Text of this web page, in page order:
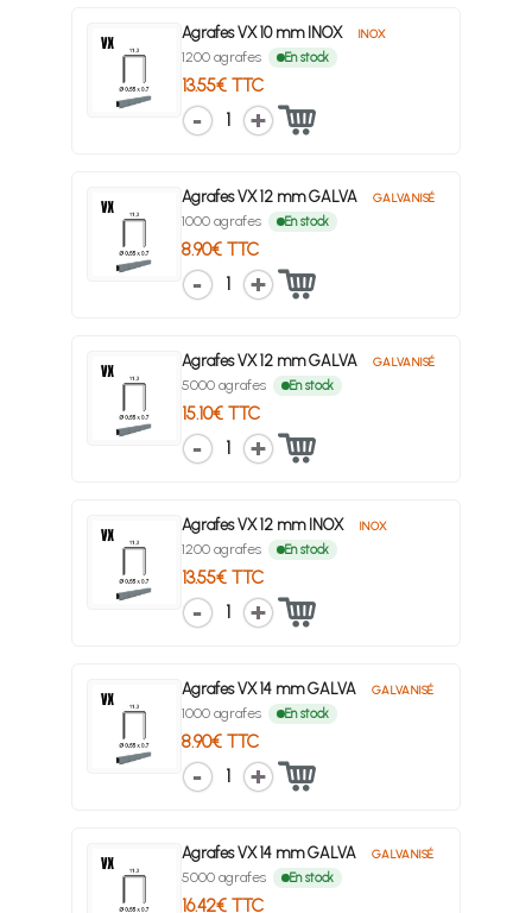
Agrafes VX 10 mm INOX INOX
1200 agrafes En stock
13.55€ TTC
1
Agrafes VX 12 mm GALVA GALVANISÉ
1000 agrafes En stock
8.90€ TTC
1
Agrafes VX 12 mm GALVA GALVANISÉ
5000 agrafes En stock
15.10€ TTC
1
Agrafes VX 12 mm INOX INOX
1200 agrafes En stock
13.55€ TTC
1
Agrafes VX 14 mm GALVA GALVANISÉ
1000 agrafes En stock
8.90€ TTC
1
Agrafes VX 14 mm GALVA GALVANISÉ
5000 agrafes En stock
16.42€ TTC